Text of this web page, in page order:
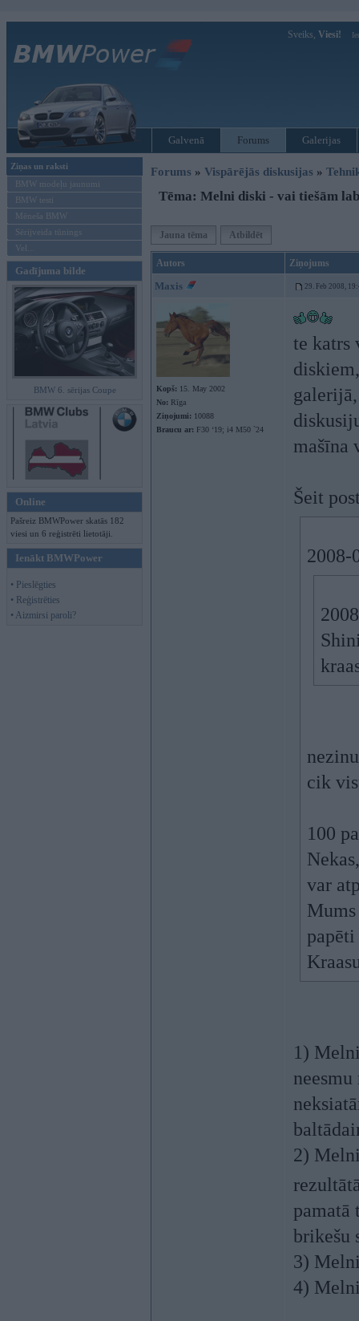
Sveiks, Viesi!
Galvenā Forums Galerijas
Ziņas un raksti
BMW modeļu jaunumi
BMW testi
Mēneša BMW
Sērijveida tūnings
Vel...
Gadījuma bilde
BMW 6. sērijas Coupe
Online
Pašreiz BMWPower skatās 182
viesi un 6 reģistrēti lietotāji.
Ienākt BMWPower
• Pieslēgties
• Reģistrēties
• Aizmirsi paroli?
Forums » Vispārējās diskusijas »
Tēma: Melni diski - vai tiešām
Jauna tēma Atbildēt
Autors Ziņojums
Maxis 29. Feb 2008,
Kopš: 15. May 2002
No: Rīga
Ziņojumi: 10088
Braucu ar: F30 ‘19; i4 M50 `24
te katrs
mašīna
Šeit
2008-
cik
100
var
1)
2)
pamatā
brikešu
3)
4)